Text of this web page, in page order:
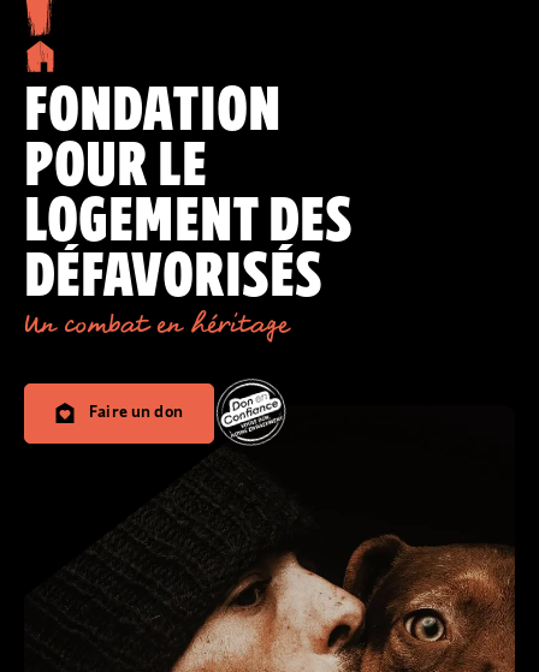
FONDATION
POUR LE
LOGEMENT DES
DÉFAVORISÉS
Un combat en héritage
Faire un don